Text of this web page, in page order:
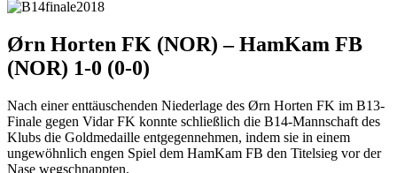
Ørn Horten FK (NOR) – HamKam FB
(NOR) 1-0 (0-0)
Nach einer enttäuschenden Niederlage des Ørn Horten FK im B13-
Finale gegen Vidar FK konnte schließlich die B14-Mannschaft des
Klubs die Goldmedaille entgegennehmen, indem sie in einem
ungewöhnlich engen Spiel dem HamKam FB den Titelsieg vor der
Nase wegschnappten.